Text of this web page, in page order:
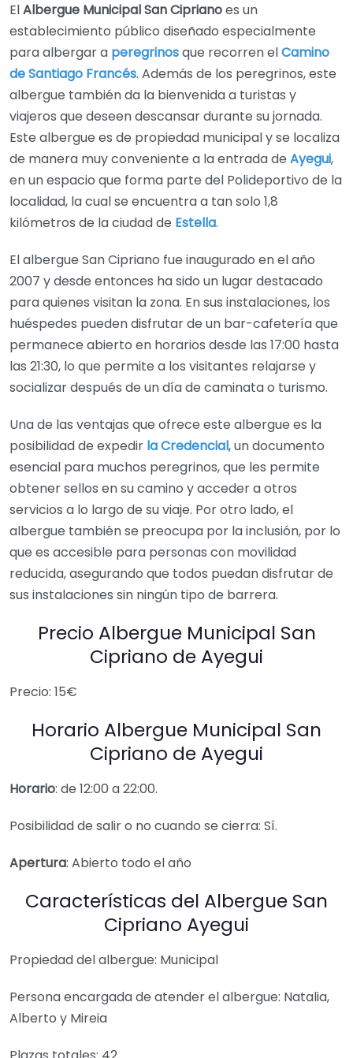
ElAlbergue Municipal San Ciprianoes un
establecimiento público diseñado especialmente
para albergar a peregrinosque recorren elCamino
de Santiago Francés. Además de los peregrinos, este
albergue también da la bienvenida a turistas y
viajeros que deseen descansar durante su jornada.
Este albergue es de propiedad municipal y se localiza
de manera muy conveniente a la entrada de Ayegui,
en un espacio que forma parte del Polideportivo de la
localidad, la cual se encuentra a tan solo 1,8
kilómetros de la ciudad de Estella.
El albergue San Cipriano fue inaugurado en el año
2007 y desde entonces ha sido un lugar destacado
para quienes visitan la zona. En sus instalaciones, los
huéspedes pueden disfrutar de un bar-cafetería que
permanece abierto en horarios desde las 17:00 hasta
las 21:30, lo que permite a los visitantes relajarse y
socializar después de un día de caminata o turismo.
Una de las ventajas que ofrece este albergue es la
posibilidad de expedir la Credencial, un documento
esencial para muchos peregrinos, que les permite
obtener sellos en su camino y acceder a otros
servicios a lo largo de su viaje. Por otro lado, el
albergue también se preocupa por la inclusión, por lo
que es accesible para personas con movilidad
reducida, asegurando que todos puedan disfrutar de
sus instalaciones sin ningún tipo de barrera.
Precio Albergue Municipal San
Cipriano de Ayegui
Precio: 15€
Horario Albergue Municipal San
Cipriano de Ayegui
Horario: de 12:00 a 22:00.
Posibilidad de salir o no cuando se cierra: Sí.
Apertura: Abierto todo el año
Características del Albergue San
Cipriano Ayegui
Propiedad del albergue: Municipal
Persona encargada de atender el albergue: Natalia,
Alberto y Mireia